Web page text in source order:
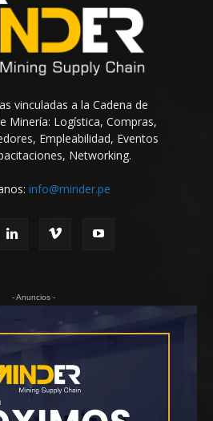
vinculadas a la Cadena de
Minería: Logística, Compras,
Empleabilidad, Eventos
Networking.
info@minder.pe
- Anuncios -